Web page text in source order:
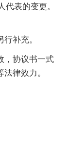
代表的变更。
补充。
，协议书一式
律效力。